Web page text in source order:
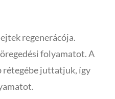
regenerácója.
folyamatot. A
rétegébe juttatjuk, így